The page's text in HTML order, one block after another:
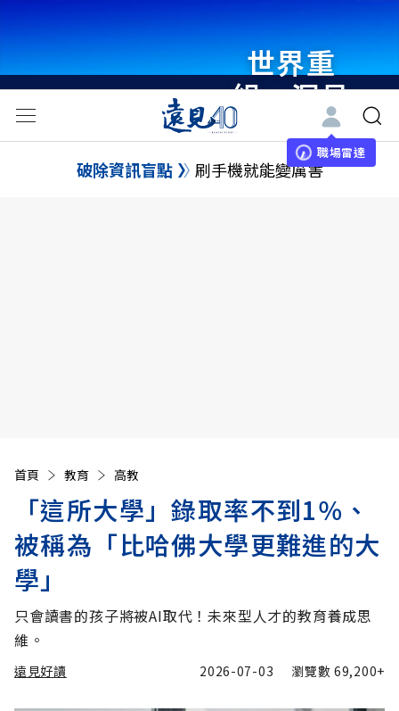
世界重
組・洞見
未來 與
世界領袖
職場雷達
破除資訊盲點 刷手機就能變厲害
首頁 教育 高教
「這所大學」錄取率不到1％、
被稱為「比哈佛大學更難進的大
學」
只會讀書的孩子將被AI取代！未來型人才的教育養成思
維。
遠見好讀 2026-07-03 瀏覽數69,200+